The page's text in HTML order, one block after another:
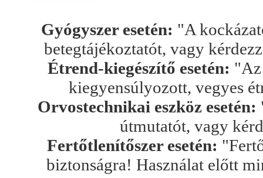
Gyógyszer esetén: "A
betegtájékoztatót, vagy
Étrend-kiegészítő esetén: "Az
kiegyensúlyozott, vegyes
Orvostechnikai eszköz esetén:
útmutatót, vagy
Fertőtlenítőszer esetén:
biztonságra! Használat előtt